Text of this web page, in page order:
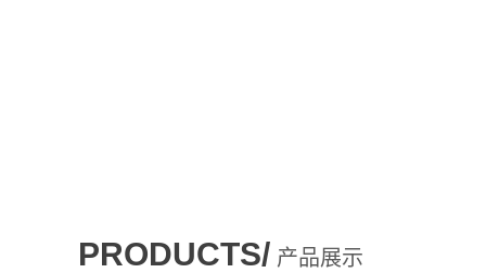
PRODUCTS/ 产品展示